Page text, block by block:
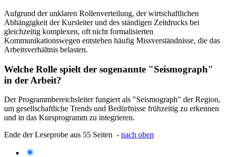
Aufgrund der unklaren Rollenverteilung, der wirtschaftlichen
Abhängigkeit der Kursleiter und des ständigen Zeitdrucks bei
gleichzeitig komplexen, oft nicht formalisierten
Kommunikationswegen entstehen häufig Missverständnisse, die das
Arbeitsverhältnis belasten.
Welche Rolle spielt der sogenannte "Seismograph"
in der Arbeit?
Der Programmbereichsleiter fungiert als "Seismograph" der Region,
um gesellschaftliche Trends und Bedürfnisse frühzeitig zu erkennen
und in das Kursprogramm zu integrieren.
Ende der Leseprobe aus 55 Seiten - nach oben